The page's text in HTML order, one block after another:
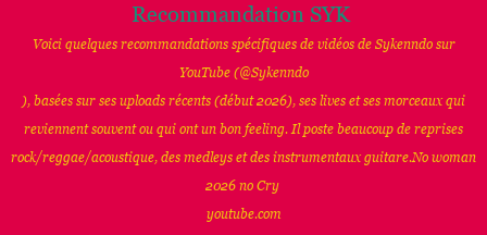
Recommandation SYK
Voici quelques recommandations spécifiques de vidéos de Sykenndo sur
YouTube (@Sykenndo
), basées sur ses uploads récents (début 2026), ses lives et ses morceaux qui
reviennent souvent ou qui ont un bon feeling. Il poste beaucoup de reprises
rock/reggae/acoustique, des medleys et des instrumentaux guitare.No woman
2026 no Cry
youtube.com